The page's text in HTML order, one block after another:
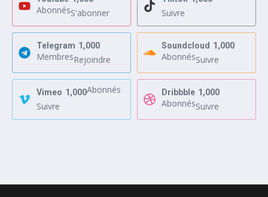
AbonnésS'abonner
Suivre
Telegram 1,000
MembresRejoindre
Soundcloud 1,000
AbonnésSuivre
Vimeo 1,000Abonnés
Suivre
Dribbble 1,000
AbonnésSuivre